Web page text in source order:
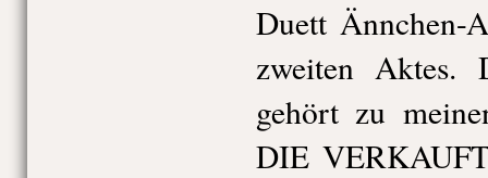
Duett Ännchen-
zweiten Aktes.
gehört zu
DIE